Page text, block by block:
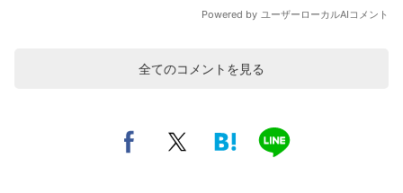
全てのコメントを見る